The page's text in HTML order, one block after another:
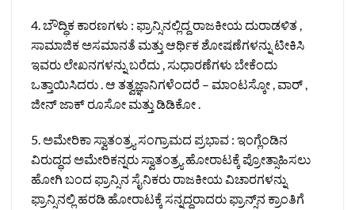
4. ಬೌದ್ಧಿಕ ಕಾರಣಗಳು : ಫ್ರಾನ್ಸಿನಲ್ಲಿದ್ದ ರಾಜಕೀಯ ದುರಾಡಳಿತ ,
ಸಾಮಾಜಿಕ ಅಸಮಾನತೆ ಮತ್ತು ಆರ್ಥಿಕ ಶೋಷಣೆಗಳನ್ನು ಟೀಕಿಸಿ
ಇವರು ಲೇಖನಗಳನ್ನು ಬರೆದು , ಸುಧಾರಣೆಗಳು ಬೇಕೆಂದು
ಒತ್ತಾಯಿಸಿದರು . ಆ ತತ್ವಜ್ಞಾನಿಗಳೆಂದರೆ – ಮಾಂಟಸ್ಕೋ , ವಾರ್ ,
ಜೀನ್ ಜಾಕ್ ರೂಸೋ ಮತ್ತು ಡಿಡಿಕೋ .
5. ಅಮೇರಿಕಾ ಸ್ವಾತಂತ್ರ್ಯ ಸಂಗ್ರಾಮದ ಪ್ರಭಾವ : ಇಂಗ್ಲೆಂಡಿನ
ವಿರುದ್ಧದ ಅಮೇರಿಕನ್ನರು ಸ್ವಾತಂತ್ರ್ಯ ಹೋರಾಟಕ್ಕೆ ಪ್ರೋತ್ಸಾಹಿಸಲು
ಹೋಗಿ ಬಂದ ಫ್ರಾನ್ಸಿನ ಸೈನಿಕರು ರಾಜಕೀಯ ವಿಚಾರಗಳನ್ನು
ಫ್ರಾನ್ಸಿನಲ್ಲಿ ಹರಡಿ ಹೋರಾಟಕ್ಕೆ ಸನ್ನದ್ದರಾದರು ಫ್ರಾನ್ಸ್‌ನ ಕ್ರಾಂತಿಗೆ